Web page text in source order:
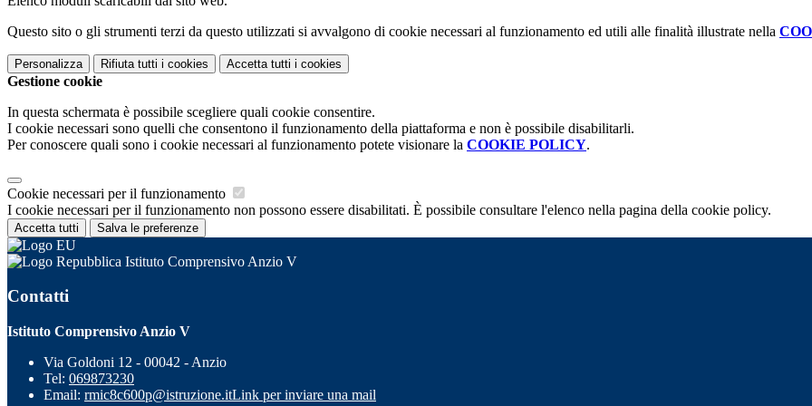
Questo sito o gli strumenti terzi da questo utilizzati si avvalgono di cookie necessari al funzionamento ed utili alle finalità illustrate nella
Personalizza Rifiuta tutti i cookies Accetta tutti i cookies
Gestione cookie
In questa schermata è possibile scegliere quali cookie consentire.
I cookie necessari sono quelli che consentono il funzionamento della piattaforma e non è possibile disabilitarli.
Per conoscere quali sono i cookie necessari al funzionamento potete visionare la COOKIE POLICY.
Cookie necessari per il funzionamento
I cookie necessari per il funzionamento non possono essere disabilitati. È possibile consultare l'elenco nella pagina della cookie policy.
Accetta tutti Salva le preferenze
Istituto Comprensivo Anzio V
Contatti
Istituto Comprensivo Anzio V
Via Goldoni 12 - 00042 - Anzio
Tel: 069873230
Email: rmic8c600p@istruzione.itLink per inviare una mail